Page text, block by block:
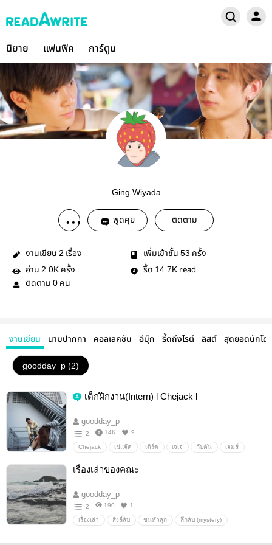
นิยาย แฟนฟิค การ์ตูน
Ging Wiyada
พูดคุย ติดตาม
งานเขียน 2 เรื่อง เพิ่มเข้าชั้น 53 ครั้ง
อ่าน 2.0K ครั้ง รี้ด 14.7K read
ติดตาม 0 คน
งานเขียน นามปากกา คอลเลคชัน อีบุ๊ก รี้ดถึงไรต์ ลิสต์ สุดยอดนักโด
goodday_p (2)
เด็กฝึกงาน(Intern) l Chejack l
goodday_p
2 14K 9
Chejack เช่แจ๊ค เติร์ด เจเจ กัปตัน เจมส์
วายสเตชั่น
เรื่องเล่าของคณะ
goodday_p
2 190 1
เรื่องเล่า สิ่งลี้ลับ ขนหัวลุก ลึกลับ (mystery)